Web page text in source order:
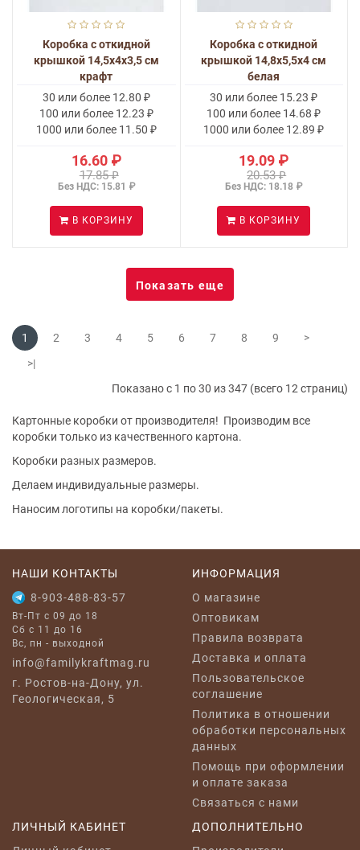
Коробка с откидной
крышкой 14,5x4x3,5 см
крафт
30 или более 12.80 ₽
100 или более 12.23 ₽
1000 или более 11.50 ₽
16.60 ₽
17.85 ₽
Без НДС: 15.81 ₽
В КОРЗИНУ
Коробка с откидной
крышкой 14,8x5,5x4 см
белая
30 или более 15.23 ₽
100 или более 14.68 ₽
1000 или более 12.89 ₽
19.09 ₽
20.53 ₽
Без НДС: 18.18 ₽
В КОРЗИНУ
Показать еще
1 2 3 4 5 6 7 8 9
>
>|
Показано с 1 по 30 из 347 (всего 12 страниц)
Картонные коробки от производителя! Производим все
коробки только из качественного картона.
Коробки разных размеров.
Делаем индивидуальные размеры.
Наносим логотипы на коробки/пакеты.
НАШИ КОНТАКТЫ
8-903-488-83-57
Вт-Пт с 09 до 18
Сб с 11 до 16
Вс, пн - выходной
info@familykraftmag.ru
г. Ростов-на-Дону, ул.
Геологическая, 5
ИНФОРМАЦИЯ
O магазине
Оптовикам
Правила возврата
Доставка и оплата
Пользовательское
соглашение
Политика в отношении
обработки персональных
данных
Помощь при оформлении
и оплате заказа
Связаться с нами
ЛИЧНЫЙ КАБИНЕТ
ДОПОЛНИТЕЛЬНО